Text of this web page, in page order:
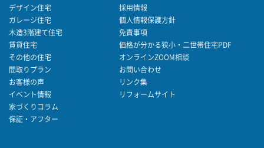
デザイン住宅
ガレージ住宅
木造3階建て住宅
賃貸住宅
その他の住宅
間取りプラン
お客様の声
イベント情報
家づくりコラム
保証・アフター
採用情報
個人情報保護方針
免責事項
価格が分かる狭小・二世帯住宅PDF
オンラインZOOM相談
お問い合わせ
リンク集
リフォームサイト